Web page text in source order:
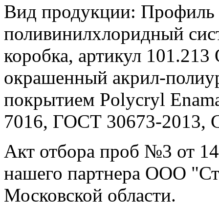
Вид продукции:
поливинилхлоридный
коробка, артикул
окрашенный акрил-
покрытием Polycryl
7016, ГОСТ 30673-2013,
Акт отбора проб №3 от
нашего партнера ООО
Московской области.